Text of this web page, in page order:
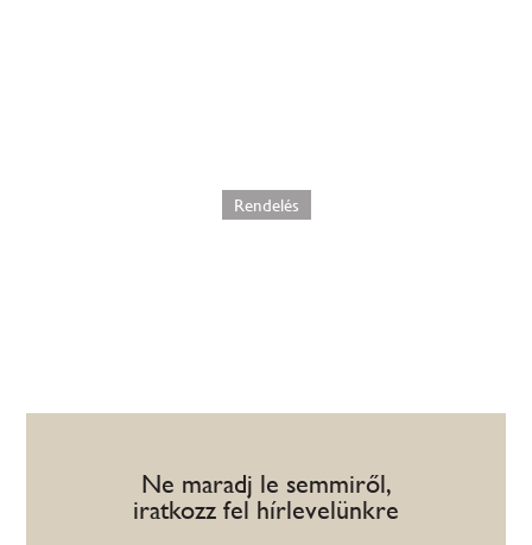
Rendelés
Ne maradj le semmiről,
iratkozz fel hírlevelünkre